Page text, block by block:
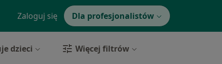
Zaloguj się Dla profesjonalistów
dzieci Więcej filtrów